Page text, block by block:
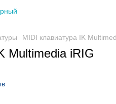
MIDI клавиатура IK
Multimedia iRIG